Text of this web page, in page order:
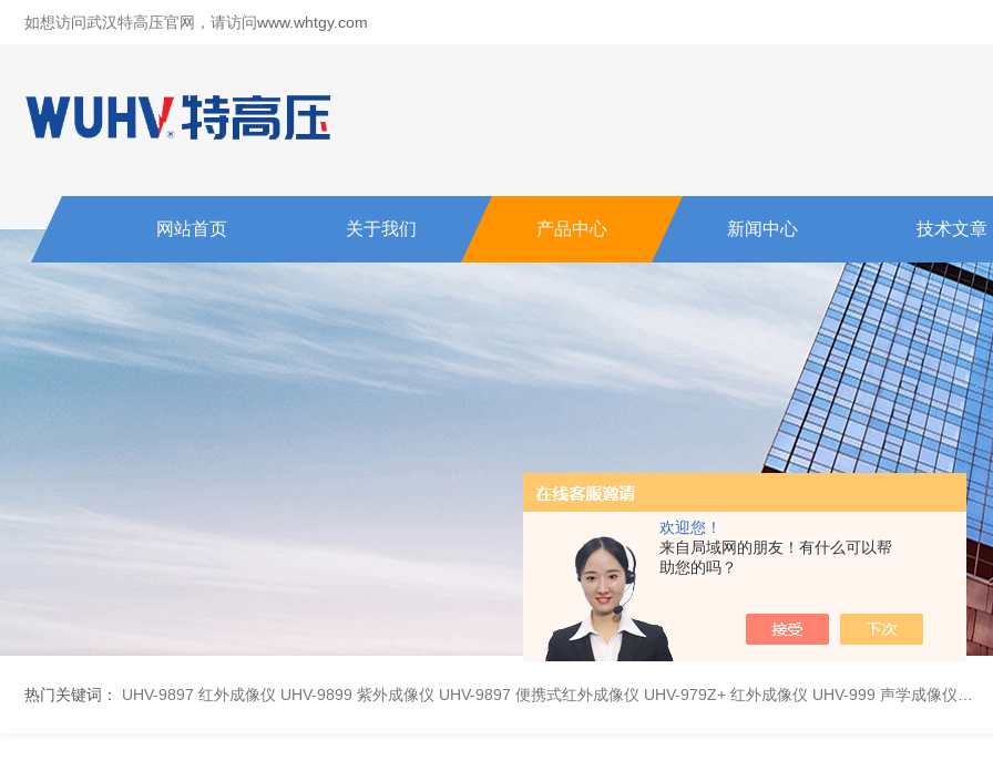
欢迎您！
来自局域网的朋友！有什么可以帮
助您的吗？
如想访问武汉特高压官网，请访问www.whtgy.com
网站首页 关于我们 产品中心 新闻中心 技术文章
热门关键词： UHV-9897 红外成像仪 UHV-9899 紫外成像仪 UHV-9897 便携式红外成像仪 UHV-979Z+ 红外成像仪 UHV-999 声学成像仪